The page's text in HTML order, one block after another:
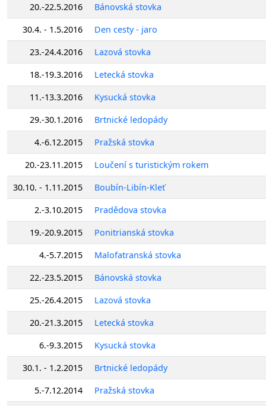
20.-22.5.2016
Bánovská stovka
30.4. - 1.5.2016
Den cesty - jaro
23.-24.4.2016
Lazová stovka
18.-19.3.2016
Letecká stovka
11.-13.3.2016
Kysucká stovka
29.-30.1.2016
Brtnické ledopády
4.-6.12.2015
Pražská stovka
20.-23.11.2015
Loučení s turistickým rokem
30.10. - 1.11.2015
Boubín-Libín-Kleť
2.-3.10.2015
Pradědova stovka
19.-20.9.2015
Ponitrianská stovka
4.-5.7.2015
Malofatranská stovka
22.-23.5.2015
Bánovská stovka
25.-26.4.2015
Lazová stovka
20.-21.3.2015
Letecká stovka
6.-9.3.2015
Kysucká stovka
30.1. - 1.2.2015
Brtnické ledopády
5.-7.12.2014
Pražská stovka